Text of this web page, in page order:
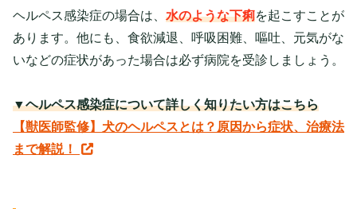
ヘルペス感染症の場合は、 水のような下痢を起こすことが
あります。他にも、食欲減退、呼吸困難、嘔吐、元気がな
いなどの症状があった場合は必ず病院を受診しましょう。
▼ヘルペス感染症について詳しく知りたい方はこちら
【獣医師監修】犬のヘルペスとは？原因から症状、治療法
まで解説！